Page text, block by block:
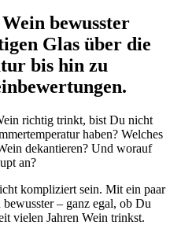
bewusster
Glas über die
bis hin zu
richtig trinkt, bist Du nicht
haben? Welches
dekantieren? Und worauf
an?
kompliziert sein. Mit ein paar
– ganz egal, ob Du
vielen Jahren Wein trinkst.